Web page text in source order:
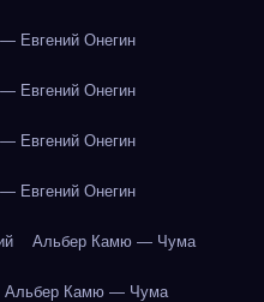
Евгений Онегин
Евгений Онегин
Евгений Онегин
Евгений Онегин
Альбер Камю — Чума
Альбер Камю — Чума